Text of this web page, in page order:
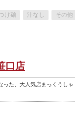
け麺 汁なし
その他
口店
った、大人気店まっくうしゃ